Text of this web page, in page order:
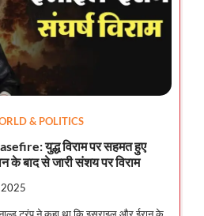
& POLITICS
युद्ध विराम पर सहमत हुए
के बाद से जारी संशय पर विराम
2025
ट्रंप ने कहा था कि इस्राइल और ईरान के